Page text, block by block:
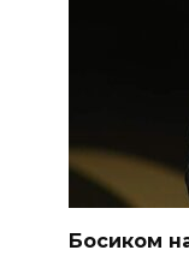
Босиком